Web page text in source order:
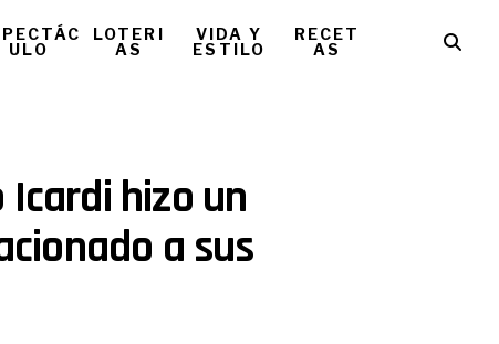
ULO
LOTERI
AS
VIDA Y
ESTILO
RECET
AS
Icardi hizo un
a sus